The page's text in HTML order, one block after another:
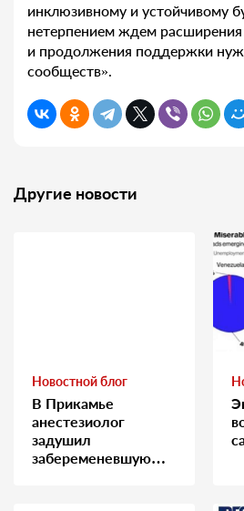
инклюзивному и устойчивому
нетерпением ждем расширения
и продолжения поддержки
сообществ».
Другие новости
Новостной блог
В Прикамье
анестезиолог
задушил
забеременевшую